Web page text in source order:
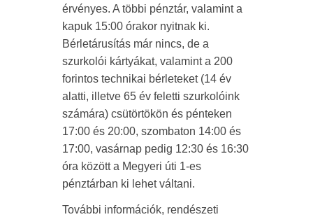
érvényes. A többi pénztár, valamint a
kapuk 15:00 órakor nyitnak ki.
Bérletárusítás már nincs, de a
szurkolói kártyákat, valamint a 200
forintos technikai bérleteket (14 év
alatti, illetve 65 év feletti szurkolóink
számára) csütörtökön és pénteken
17:00 és 20:00, szombaton 14:00 és
17:00, vasárnap pedig 12:30 és 16:30
óra között a Megyeri úti 1-es
pénztárban ki lehet váltani.
További információk, rendészeti